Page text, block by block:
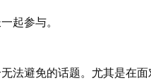
起参与。
法避免的话题。尤其是在